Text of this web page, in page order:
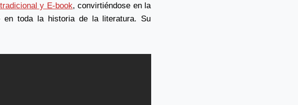
y E-book, convirtiéndose en la
en toda la historia de la literatura. Su